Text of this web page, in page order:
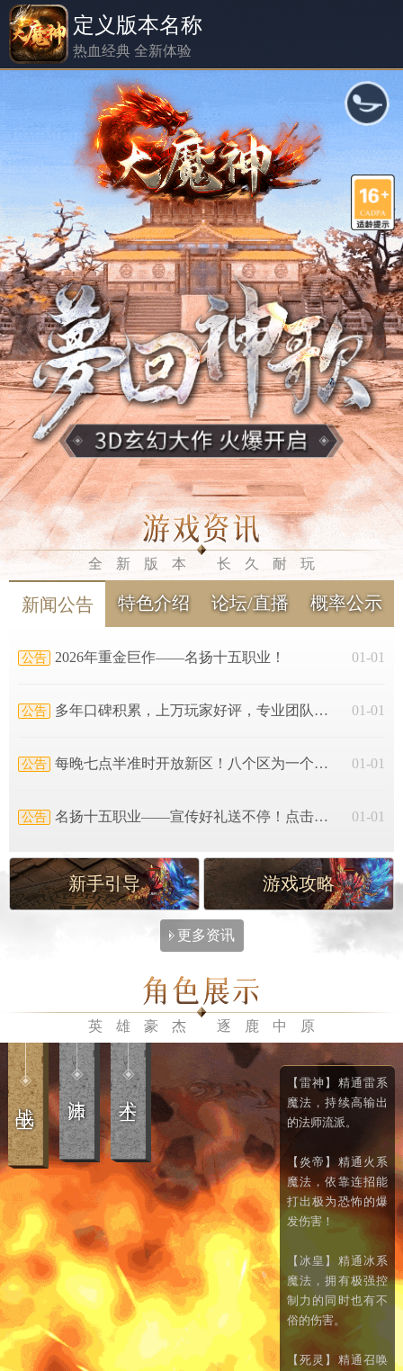
定义版本名称
热血经典 全新体验
全新版本 长久耐玩
新手引导 游戏攻略
新闻公告 特色介绍 论坛/直播 概率公示
2026年重金巨作——名扬十五职业！ 01-01
多年口碑积累，上万玩家好评，专业团队打造！ 01-01
每晚七点半准时开放新区！八个区为一个统战大区！ 01-01
名扬十五职业——宣传好礼送不停！点击查看 ← 01-01
更多资讯
英雄豪杰 逐鹿中原
【战神】追求极致
攻击的流派，畅快
秒人，可瞬间爆发
【武圣】自身无比
坚韧的肉盾型战
士，擅长控制，后
期还能召唤绿毒攻
击的武兽协助战
斗。
【狂魔】追求速
对风刺剑法的研究
【雷神】精通雷系
魔法，持续高输出
的法师流派。
【炎帝】精通火系
魔法，依靠连招能
打出极为恐怖的爆
发伤害！
【冰皇】精通冰系
魔法，拥有极强控
制力的同时也有不
俗的伤害。
【死灵】精通召唤